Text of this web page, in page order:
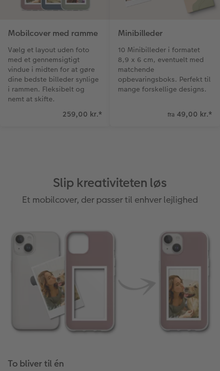
Velkomstskilt
Talcollage
Inspiration
Gratis fotolagring
Gratis fotolagring
Mobilcover med ramme
Vælg et layout uden foto
med et gennemsigtigt
vindue i midten for at gøre
dine bedste billeder synlige
i rammen. Fleksibelt og
nemt at skifte.
259,00 kr.*
Minibilleder
10 Minibilleder i formatet
8,9 x 6 cm, eventuelt med
matchende
opbevaringsboks. Perfekt til
mange forskellige designs.
fra 49,00 kr.*
Slip kreativiteten løs
Et mobilcover, der passer til enhver lejlighed
To bliver til én